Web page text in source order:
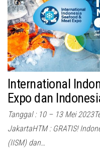
International
Expo dan
Tanggal : 10 – 13 Mei
JakartaHTM : GRATIS!
(IISM) dan…